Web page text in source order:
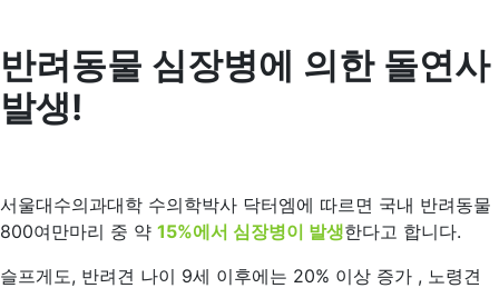
반려동물 심장병에 의한 돌연사
발생!
서울대수의과대학 수의학박사 닥터엠에 따르면 국내 반려동물
800여만마리 중 약 15%에서 심장병이 발생한다고 합니다.
슬프게도, 반려견 나이 9세 이후에는 20% 이상 증가 , 노령견